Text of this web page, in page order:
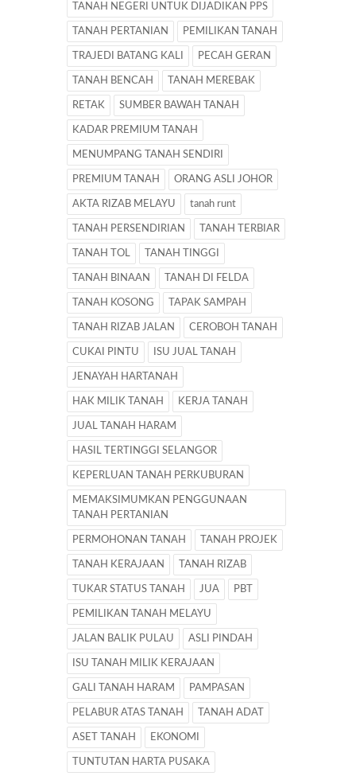
TANAH NEGERI UNTUK DIJADIKAN PPS
TANAH PERTANIAN PEMILIKAN TANAH
TRAJEDI BATANG KALI PECAH GERAN
TANAH BENCAH TANAH MEREBAK
RETAK SUMBER BAWAH TANAH
KADAR PREMIUM TANAH
MENUMPANG TANAH SENDIRI
PREMIUM TANAH ORANG ASLI JOHOR
AKTA RIZAB MELAYU tanah runt
TANAH PERSENDIRIAN TANAH TERBIAR
TANAH TOL TANAH TINGGI
TANAH BINAAN TANAH DI FELDA
TANAH KOSONG TAPAK SAMPAH
TANAH RIZAB JALAN CEROBOH TANAH
CUKAI PINTU ISU JUAL TANAH
JENAYAH HARTANAH
HAK MILIK TANAH KERJA TANAH
JUAL TANAH HARAM
HASIL TERTINGGI SELANGOR
KEPERLUAN TANAH PERKUBURAN
MEMAKSIMUMKAN PENGGUNAAN
TANAH PERTANIAN
PERMOHONAN TANAH TANAH PROJEK
TANAH KERAJAAN TANAH RIZAB
TUKAR STATUS TANAH JUA PBT
PEMILIKAN TANAH MELAYU
JALAN BALIK PULAU ASLI PINDAH
ISU TANAH MILIK KERAJAAN
GALI TANAH HARAM PAMPASAN
PELABUR ATAS TANAH TANAH ADAT
ASET TANAH EKONOMI
TUNTUTAN HARTA PUSAKA